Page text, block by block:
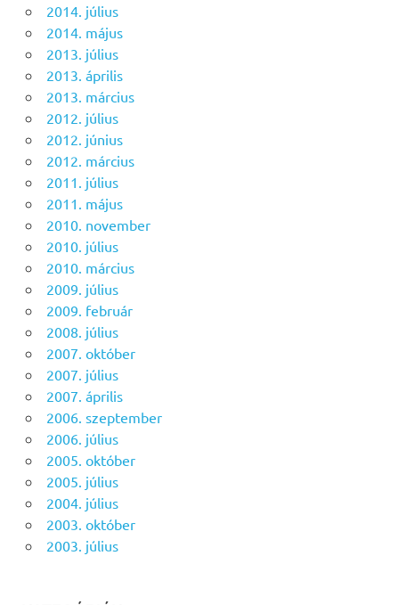
2014. július
2014. május
2013. július
2013. április
2013. március
2012. július
2012. június
2012. március
2011. július
2011. május
2010. november
2010. július
2010. március
2009. július
2009. február
2008. július
2007. október
2007. július
2007. április
2006. szeptember
2006. július
2005. október
2005. július
2004. július
2003. október
2003. július